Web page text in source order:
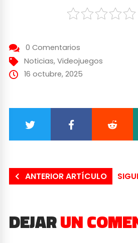
0 Comentarios
Noticias, Videojuegos
16 octubre, 2025
ANTERIOR ARTÍCULO
DEJARUN